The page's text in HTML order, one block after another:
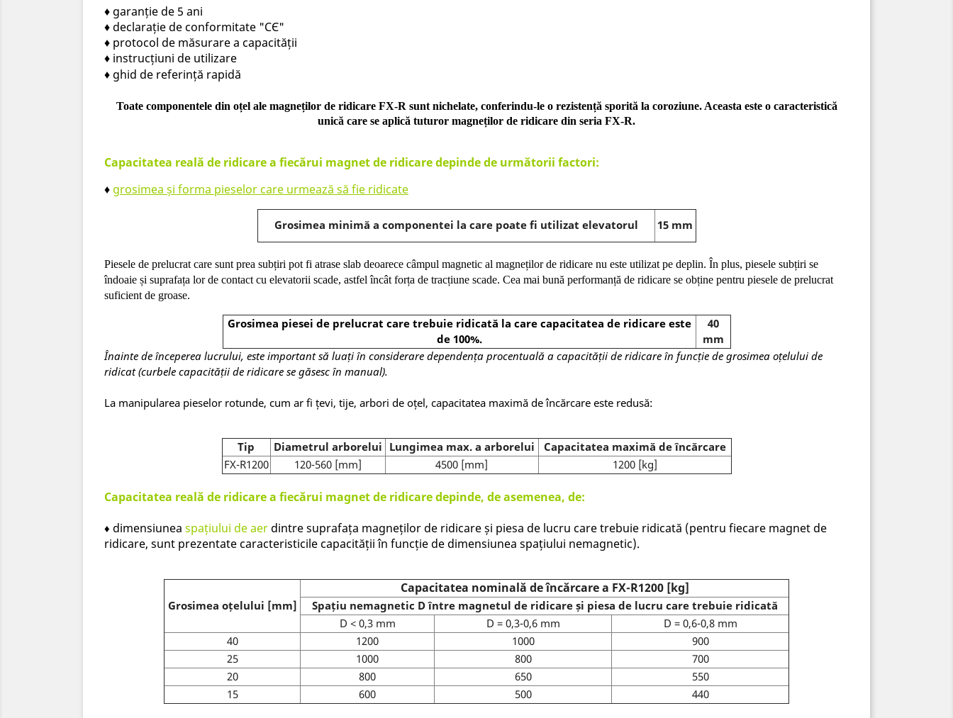
♦ garanție de 5 ani
♦ declarație de conformitate "CЄ"
♦ protocol de măsurare a capacității
♦ instrucțiuni de utilizare
♦ ghid de referință rapidă
Toate componentele din oțel ale magneților de ridicare FX-R sunt nichelate, conferindu-le o rezistență sporită la coroziune. Aceasta este o caracteristică
unică care se aplică tuturor magneților de ridicare din seria FX-R.
Capacitatea reală de ridicare a fiecărui magnet de ridicare depinde de următorii factori:
♦ grosimea și forma pieselor care urmează să fie ridicate
Grosimea minimă a componentei la care poate fi utilizat elevatorul 15 mm
Piesele de prelucrat care sunt prea subțiri pot fi atrase slab deoarece câmpul magnetic al magneților de ridicare nu este utilizat pe deplin. În plus, piesele subțiri se
îndoaie și suprafața lor de contact cu elevatorii scade, astfel încât forța de tracțiune scade. Cea mai bună performanță de ridicare se obține pentru piesele de prelucrat
suficient de groase.
Grosimea piesei de prelucrat care trebuie ridicată la care capacitatea de ridicare este
de 100%.
40
mm
Înainte de începerea lucrului, este important să luați în considerare dependența procentuală a capacității de ridicare în funcție de grosimea oțelului de
ridicat (curbele capacității de ridicare se găsesc în manual).
La manipularea pieselor rotunde, cum ar fi țevi, tije, arbori de oțel, capacitatea maximă de încărcare este redusă:
Tip Diametrul arborelui Lungimea max. a arborelui
Capacitatea maximă de încărcare
FX-R1200
120-560 [mm] 4500 [mm] 1200 [kg]
Capacitatea reală de ridicare a fiecărui magnet de ridicare depinde, de asemenea, de:
♦ dimensiunea spațiului de aer dintre suprafața magneților de ridicare și piesa de lucru care trebuie ridicată (pentru fiecare magnet de
ridicare, sunt prezentate caracteristicile capacității în funcție de dimensiunea spațiului nemagnetic).
Grosimea oțelului [mm]
Capacitatea nominală de încărcare a FX-R1200 [kg]
Spațiu nemagnetic D între magnetul de ridicare și piesa de lucru care trebuie ridicată
D < 0,3 mm
D = 0,3-0,6 mm
D = 0,6-0,8 mm
40
1200 1000
900
25
1000 800
700
20
800 650
550
15
600 500 440